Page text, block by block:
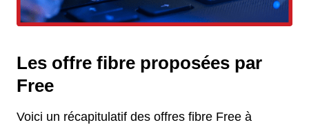
Les offre fibre proposées par
Free
Voici un récapitulatif des offres fibre Free à